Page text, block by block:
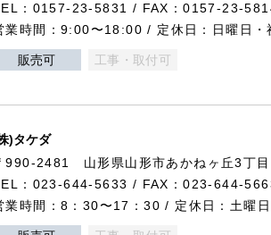
：0157-23-5831 / FAX：0157-23-
業時間：9:00〜18:00 / 定休日：日曜日・
販売可 工事・取付可
)タケダ
990-2481 山形県山形市あかねヶ丘3丁
：023-644-5633 / FAX：023-644-
業時間：8：30〜17：30 / 定休日：土曜